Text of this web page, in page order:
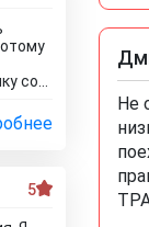
Не
со
к
Без
5